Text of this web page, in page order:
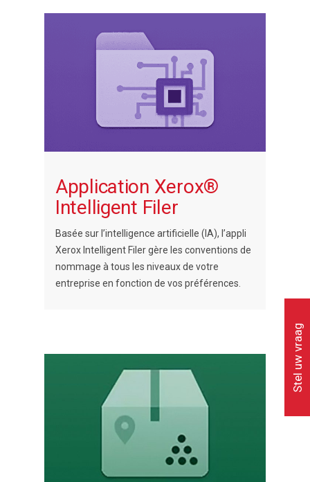
Application Xerox®
Intelligent Filer
Basée sur l’intelligence artificielle (IA), l’appli
Xerox Intelligent Filer gère les conventions de
nommage à tous les niveaux de votre
entreprise en fonction de vos préférences.
Stel uw vraag